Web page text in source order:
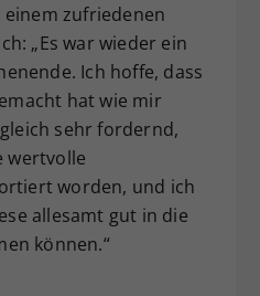
zufriedenen
„Es war wieder ein
Ich hoffe, dass
hat wie mir
sehr fordernd,
wertvolle
worden, und ich
allesamt gut in die
können.“